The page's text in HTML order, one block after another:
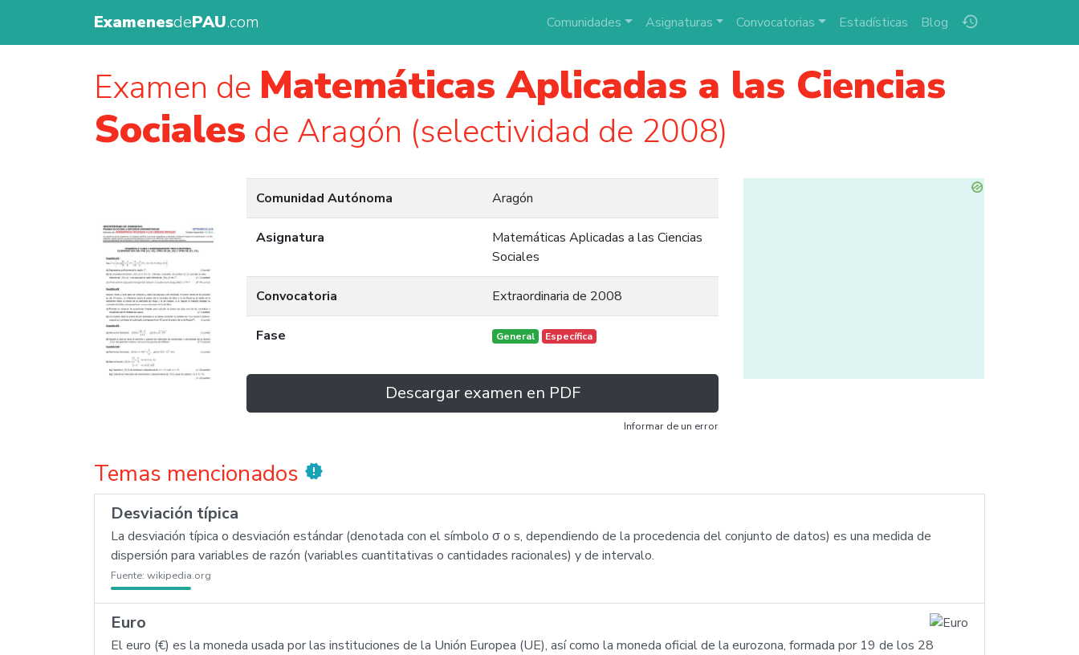
ExamenesdePAU.com history
Comunidades Asignaturas Convocatorias Estadísticas Blog
Examen de Matemáticas Aplicadas a las Ciencias
Sociales de Aragón (selectividad de 2008)
Comunidad Autónoma Aragón
Asignatura
Matemáticas Aplicadas a las Ciencias
Sociales
Convocatoria Extraordinaria de 2008
Fase General Específica
Descargar examen en PDF
Informar de un error
Temas mencionados new_releases
Desviación típica
La desviación típica o desviación estándar (denotada con el símbolo σ o s, dependiendo de la procedencia del conjunto de datos) es una medida de
dispersión para variables de razón (variables cuantitativas o cantidades racionales) y de intervalo.
Fuente: wikipedia.org
Euro
El euro (€) es la moneda usada por las instituciones de la Unión Europea (UE), así como la moneda oficial de la eurozona, formada por 19 de los 28